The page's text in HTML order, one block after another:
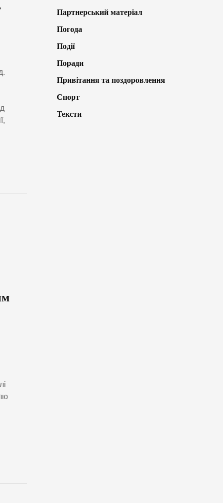
Партнерський матеріал
Погода
Події
Поради
Привітання та поздоровлення
Спорт
Тексти